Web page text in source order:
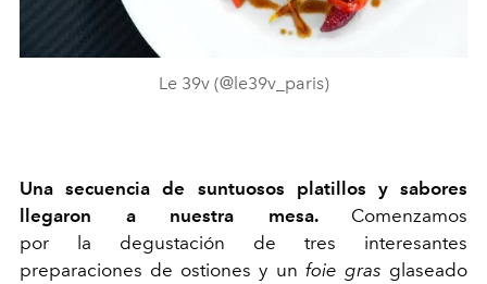
Le 39v (@le39v_paris)
Una secuencia de suntuosos platillos y sabores
llegaron a nuestra mesa. Comenzamos
por la degustación de tres interesantes
preparaciones de ostiones y un foie gras glaseado